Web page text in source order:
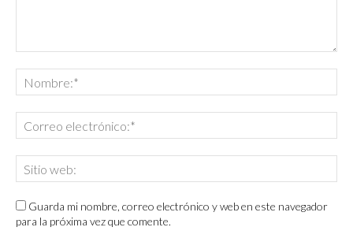
Guarda mi nombre, correo electrónico y web en este navegador
para la próxima vez que comente.